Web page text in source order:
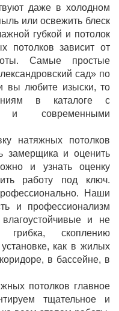
даже в холодном
или освежить блеск
губкой и потолок
потолков зависит от
Самые простые
сад» по
вы любите изыски, то
в каталоге с
и современными
натяжных потолков
замерщика и оценить
и узнать оценку
работу под ключ.
Наши
и профессионализм
и не
грибка, скоплению
как в жилых
в бассейне, в
потолков главное
тщательное и